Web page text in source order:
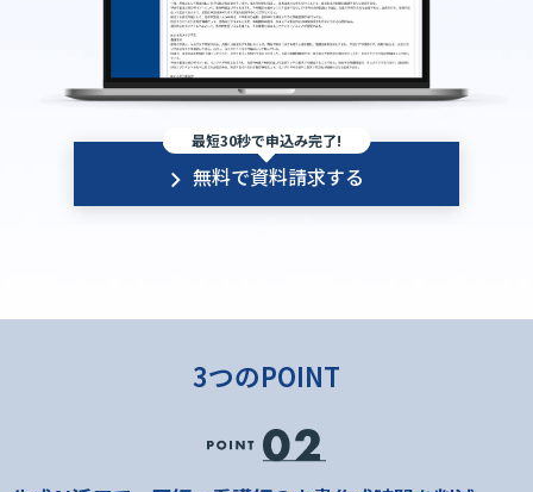
最短30秒で申込み完了!
無料で資料請求する
3つのPOINT